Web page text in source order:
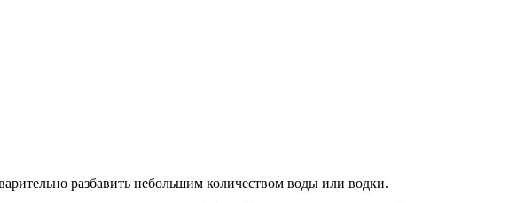
разбавить небольшим количеством воды или водки.